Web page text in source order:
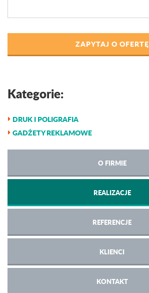
ZAPYTAJ O OFERTĘ
Kategorie:
DRUK I POLIGRAFIA
GADŻETY REKLAMOWE
O FIRMIE
REALIZACJE
REFERENCJE
KLIENCI
KONTAKT